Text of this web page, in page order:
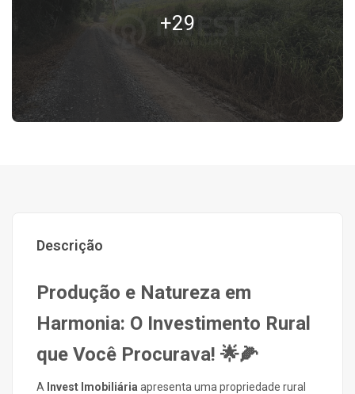
+29
Descrição
Produção e Natureza em
Harmonia: O Investimento Rural
que Você Procurava! 🌟🌽
A Invest Imobiliária apresenta uma propriedade rural